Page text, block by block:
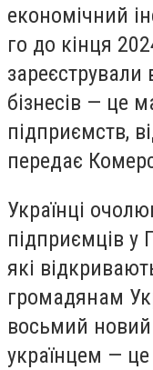
економічний
го до кінця
зареєстрували
бізнесів — це
підприємств,
передає
Українці
підприємців у
які
громадянам
восьмий
українцем — це